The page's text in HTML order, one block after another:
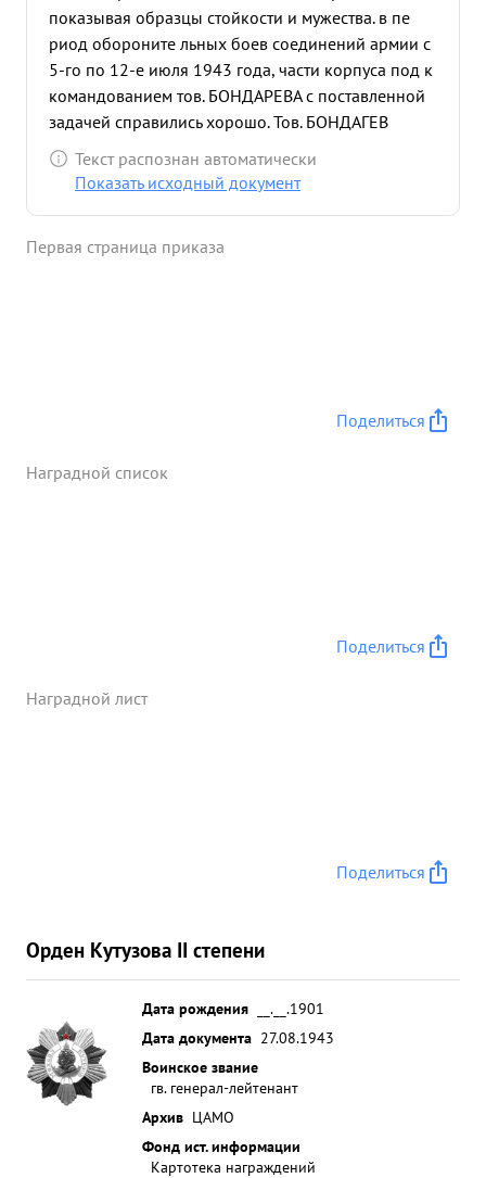
показывая образцы стойкости и мужества. в пе
риод обороните льных боев соединений армии с
5-го по 12-е июля 1943 года, части корпуса под к
командованием тов. БОНДАРЕВА с поставленной
задачей справились хорошо. Тов. БОНДАГЕВ
правильно и уме ло руководил частями в бою .За
период обороните льных боев частями корпу са
минометов- 111, пулеметов ручных и
Текст распознан автоматически
Показать исходный документ
Первая страница приказа
Поделиться
Наградной список
Поделиться
Наградной лист
Поделиться
Орден Кутузова II степени
Дата рождения
__.__.1901
Дата документа 27.08.1943
Воинское звание
гв. генерал-лейтенант
Архив ЦАМО
Фонд ист. информации
Картотека награждений